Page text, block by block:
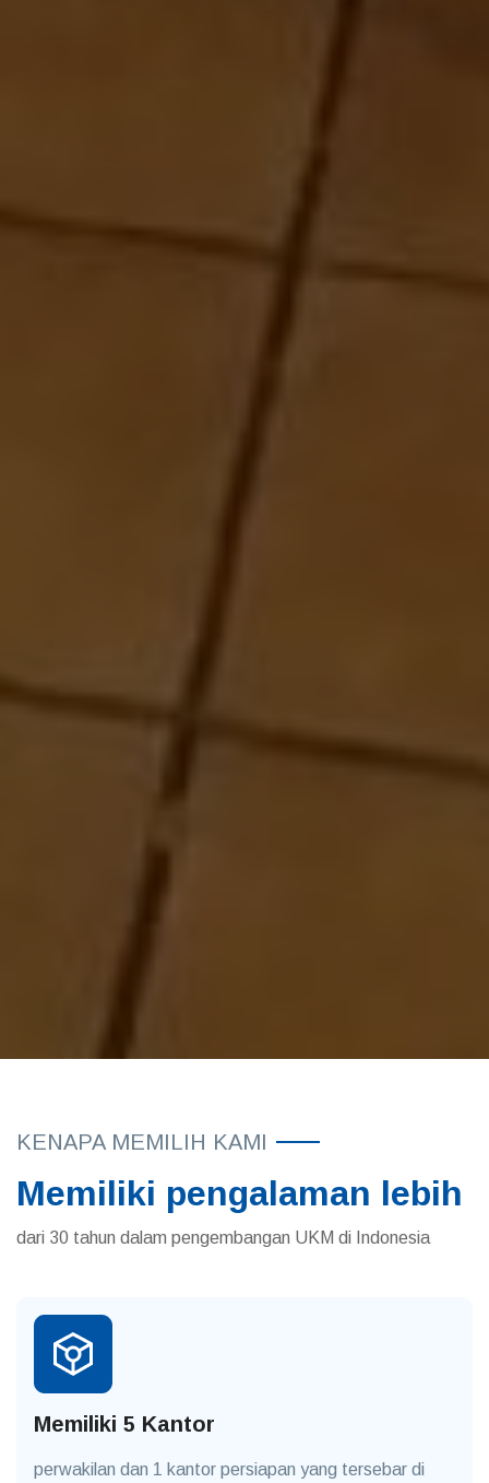
KENAPA MEMILIH KAMI
Memiliki pengalaman lebih
dari 30 tahun dalam pengembangan UKM di Indonesia
Memiliki 5 Kantor
perwakilan dan 1 kantor persiapan yang tersebar di